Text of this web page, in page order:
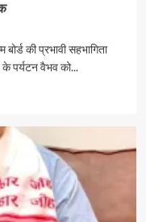
की प्रभावी सहभागिता
के पर्यटन वैभव को...